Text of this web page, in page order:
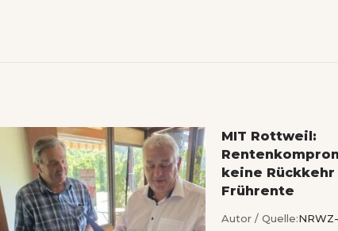
MIT Rottweil:
keine Rückkehr
Frührente
Autor / Quelle: